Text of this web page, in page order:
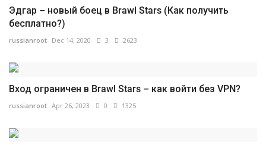
Эдгар – новый боец в Brawl Stars (Как получить
бесплатно?)
russianroot Dec 14, 2020 3 2623
Вход ограничен в Brawl Stars – как войти без VPN?
russianroot Apr 26, 2023 0 1325